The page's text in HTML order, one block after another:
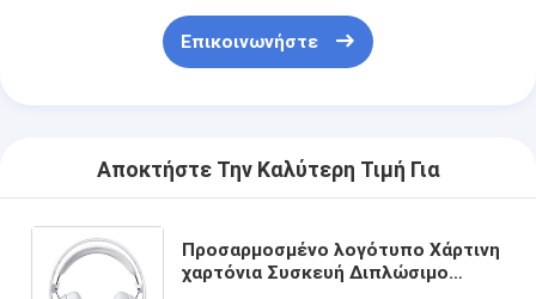
Επικοινωνήστε
Αποκτήστε Την Καλύτερη Τιμή Για
Προσαρμοσμένο λογότυπο Χάρτινη
χαρτόνια Συσκευή Διπλώσιμο